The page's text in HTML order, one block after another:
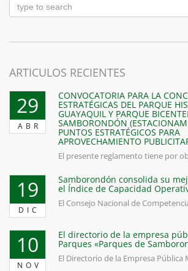
ARTICULOS RECIENTES
29
ABR
CONVOCATORIA PARA LA
ESTRATÉGICAS DEL PARQUE
GUAYAQUIL Y PARQUE
SAMBORONDÓN
PUNTOS ESTRATÉGICOS PARA
APROVECHAMIENTO
El presente reglamento tiene por
19
DIC
Samborondón consolida su
el Índice de Capacidad
El Consejo Nacional de
10
NOV
El directorio de la empresa
Parques «Parques de
El Directorio de la Empresa Pública